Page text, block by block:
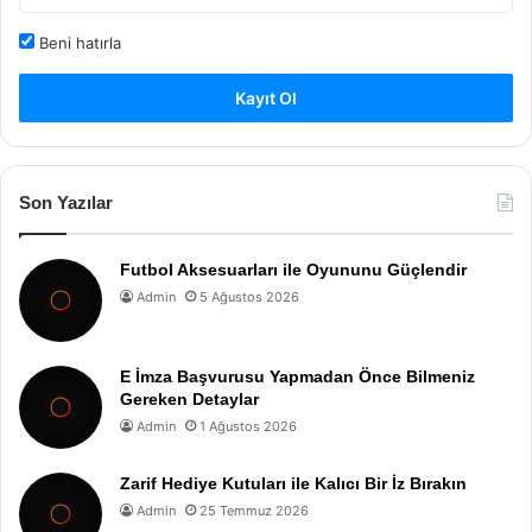
Beni hatırla
Kayıt Ol
Son Yazılar
Futbol Aksesuarları ile Oyununu Güçlendir
Admin 5 Ağustos 2026
E İmza Başvurusu Yapmadan Önce Bilmeniz
Gereken Detaylar
Admin 1 Ağustos 2026
Zarif Hediye Kutuları ile Kalıcı Bir İz Bırakın
Admin 25 Temmuz 2026